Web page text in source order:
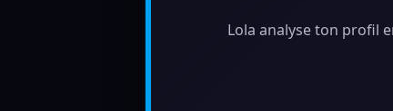
Lola analyse ton profil